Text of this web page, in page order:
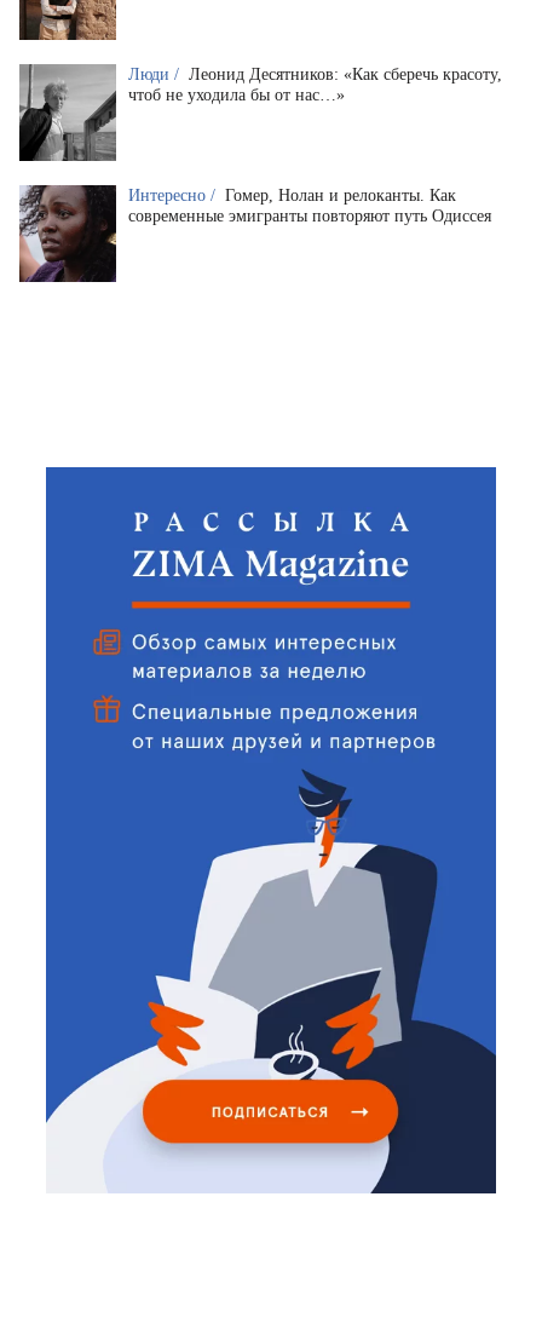
Люди / Леонид Десятников: «Как сберечь красоту,
чтоб не уходила бы от нас…»
Интересно / Гомер, Нолан и релоканты. Как
современные эмигранты повторяют путь Одиссея